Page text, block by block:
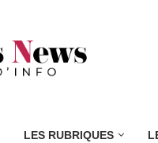
LES RUBRIQUES